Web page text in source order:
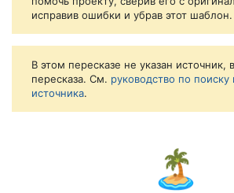
исправив ошибки и убрав этот шаблон.
В этом пересказе не указан источник,
пересказа. См. руководство по поиску
источника.
🏝️